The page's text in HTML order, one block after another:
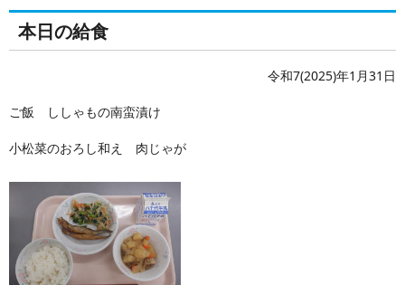
本日の給食
令和7(2025)年1月31日
ご飯 ししゃもの南蛮漬け
小松菜のおろし和え 肉じゃが